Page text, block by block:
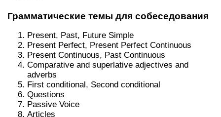
Грамматические темы для собеседования
Present, Past, Future Simple
Present Perfect, Present Perfect Continuous
Present Continuous, Past Continuous
Comparative and superlative adjectives and
adverbs
First conditional, Second conditional
Questions
Passive Voice
Articles